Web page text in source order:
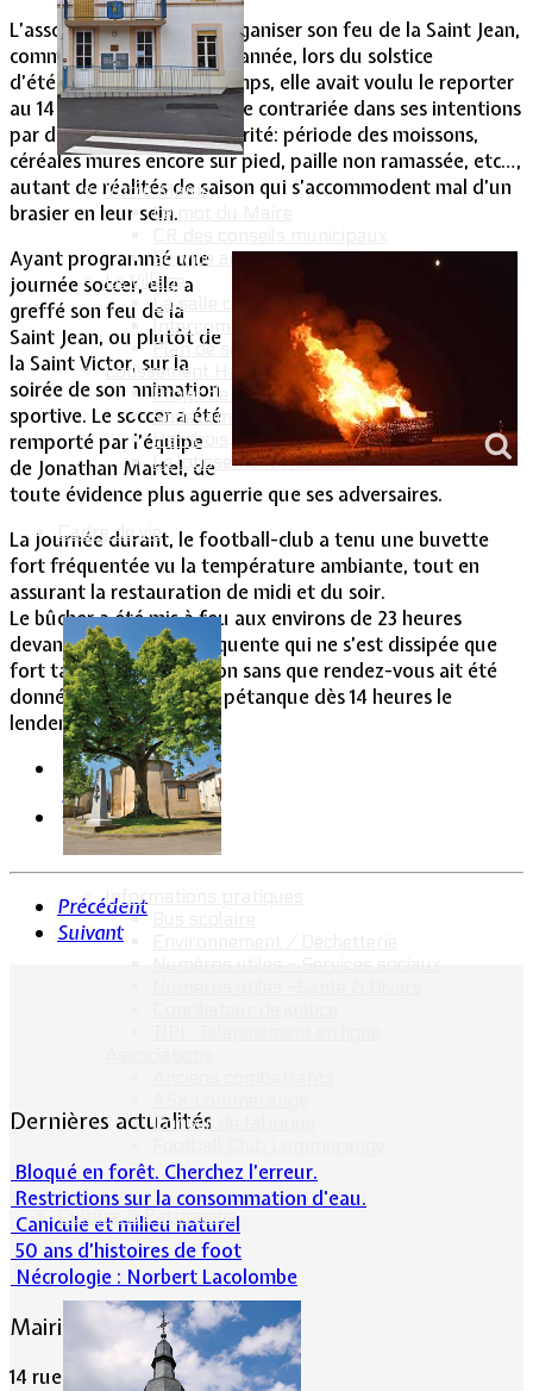
Votre Mairie
Le mot du Maire
Service administratif
Le Village
La salle communale
Intercommunalité
Plan de situation
Lotissement Hambois
Projet de lotissements
Sodevam Nord-Lorraine
Hambois, rappel historique
Le lotissement Hambois
Cadre de vie
Informations pratiques
Conseil de fabrique
Culture & Patrimoine
L’association n’avait pu organiser son feu de la Saint Jean,
comme elle le fait chaque année, lors du solstice
d’été. Dans un premier temps, elle avait voulu le reporter
au 14 juillet mais s’était vue contrariée dans ses intentions
par des impératifs de sécurité: période des moissons,
céréales mures encore sur pied, paille non ramassée, etc…,
autant de réalités de saison qui s’accommodent mal d’un
brasier en leur sein.
Ayant programmé une
journée soccer, elle a
greffé son feu de la
Saint Jean, ou plutôt de
la Saint Victor, sur la
soirée de son animation
sportive. Le soccer a été
remporté par l’équipe
de Jonathan Martel, de
toute évidence plus aguerrie que ses adversaires.
La journée durant, le football-club a tenu une buvette
fort fréquentée vu la température ambiante, tout en
assurant la restauration de midi et du soir.
Le bûcher a été mis à feu aux environs de 23 heures
devant une foule conséquente qui ne s’est dissipée que
fort tard dans la nuit, non sans que rendez-vous ait été
donné aux amateurs de pétanque dès 14 heures le
lendemain dimanche.
Précédent
Suivant
Dernières actualités
Bloqué en forêt. Cherchez l’erreur.
Restrictions sur la consommation d'eau.
Canicule et milieu naturel
50 ans d’histoires de foot
Nécrologie : Norbert Lacolombe
Mairie de Lommerange
14 rue Maréchal Joffre